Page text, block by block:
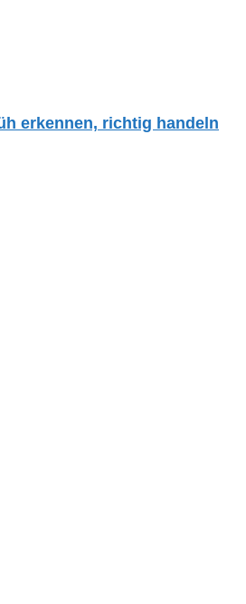
erkennen, richtig handeln